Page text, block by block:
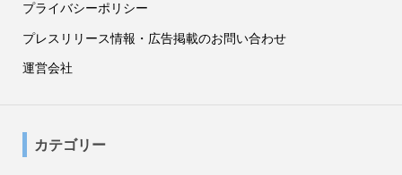
プライバシーポリシー
プレスリリース情報・広告掲載のお問い合わせ
運営会社
カテゴリー